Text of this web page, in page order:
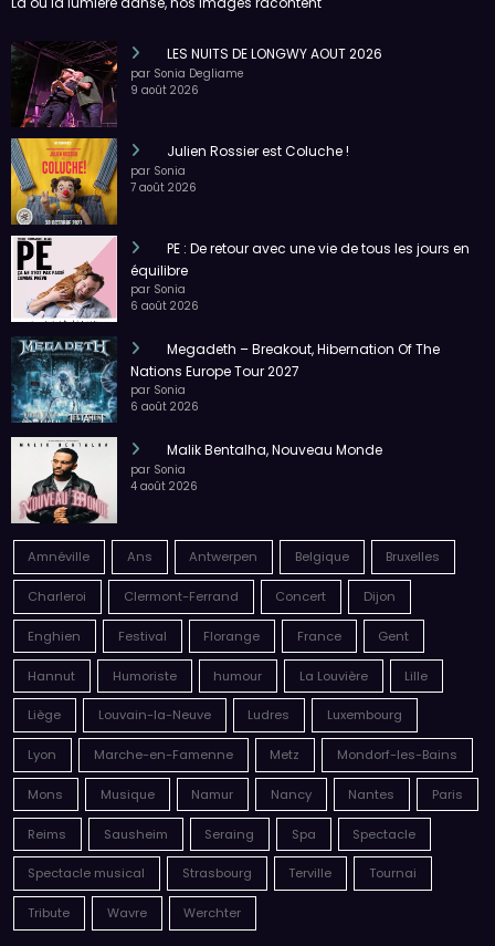
LES NUITS DE LONGWY AOUT 2026
par Sonia Degliame
9 août 2026
Julien Rossier est Coluche !
par Sonia
7 août 2026
PE : De retour avec une vie de tous les jours en
équilibre
par Sonia
6 août 2026
Megadeth – Breakout, Hibernation Of The
Nations Europe Tour 2027
par Sonia
6 août 2026
Malik Bentalha, Nouveau Monde
par Sonia
4 août 2026
Amnéville Ans Antwerpen Belgique Bruxelles
Charleroi Clermont-Ferrand Concert Dijon
Enghien Festival Florange France Gent
Hannut Humoriste humour La Louvière Lille
Liège Louvain-la-Neuve Ludres Luxembourg
Lyon Marche-en-Famenne Metz Mondorf-les-Bains
Mons Musique Namur Nancy Nantes Paris
Reims Sausheim Seraing Spa Spectacle
Spectacle musical Strasbourg Terville Tournai
Tribute Wavre Werchter